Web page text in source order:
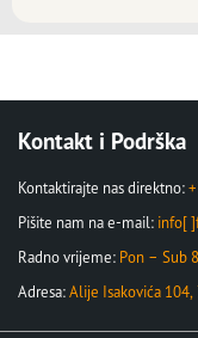
Kontakt i Podrška
Kontaktirajte nas direktno:
Pišite nam na e-mail: info[
Radno vrijeme: Pon – Sub
Adresa:Alije Isakovića 104,